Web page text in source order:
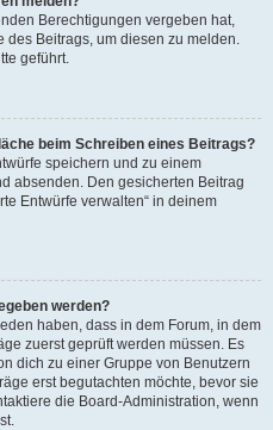
Berechtigungen vergeben hat,
Beitrags, um diesen zu melden.
geführt.
beim Schreiben eines Beitrags?
speichern und zu einem
absenden. Den gesicherten Beitrag
Entwürfe verwalten“ in deinem
werden?
haben, dass in dem Forum, in dem
zuerst geprüft werden müssen. Es
dich zu einer Gruppe von Benutzern
erst begutachten möchte, bevor sie
die Board-Administration, wenn